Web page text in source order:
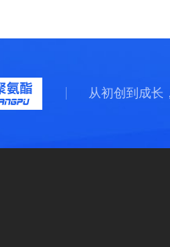
从初创到成长